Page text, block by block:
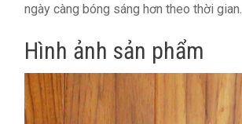
ngày càng bóng sáng hơn theo thời gian.
Hình ảnh sản phẩm